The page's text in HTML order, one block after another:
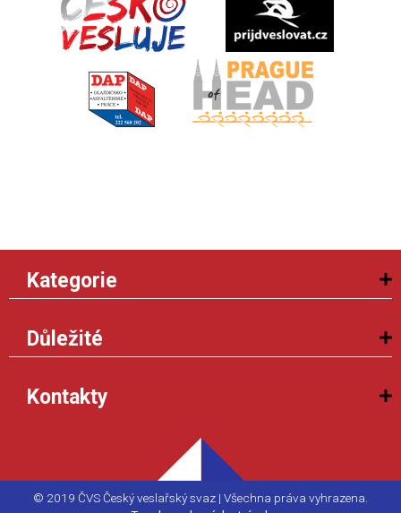
Kategorie
Důležité
Kontakty
© 2019 ČVS Český veslařský svaz | Všechna práva vyhrazena.